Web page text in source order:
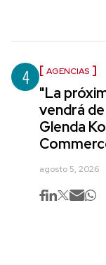
4 AGENCIAS
"La
vendrá
Glenda
agosto 5, 2026